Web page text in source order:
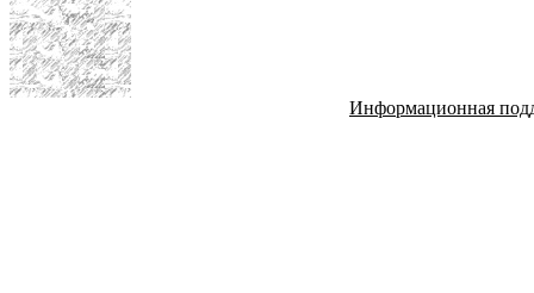
Информационная